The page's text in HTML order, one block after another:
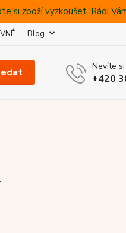
si zboží vyzkoušet. Rádi
Blog
Nevíte
+420